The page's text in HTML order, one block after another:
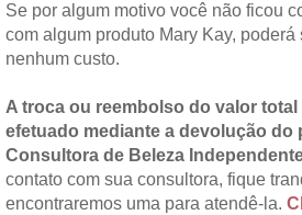
Se por algum motivo você não ficou
com algum produto Mary Kay, poderá
nenhum custo.
A troca ou reembolso do valor
efetuado mediante a devolução do
Consultora de Beleza
contato com sua consultora, fique
encontraremos uma para atendê-la.